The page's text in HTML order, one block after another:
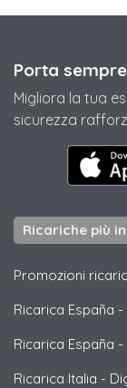
Porta
Migliora la tua
sicurezza
Ricariche più
Promozioni
Ricarica España -
Ricarica España -
Ricarica Italia -